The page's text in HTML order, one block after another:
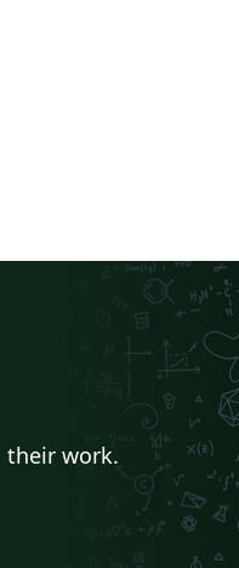
their work.